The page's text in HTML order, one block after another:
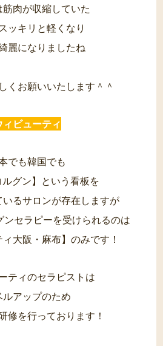
肉が収縮していた
ッキリと軽くなり
麗になりましたね
くお願いいたします＾＾
ィビューティ
でも韓国でも
ルグン】という看板を
るサロンが存在しますが
ンセラピーを受けられるのは
ィ大阪・麻布】のみです！
ティのセラピストは
ルアップのため
修を行っております！